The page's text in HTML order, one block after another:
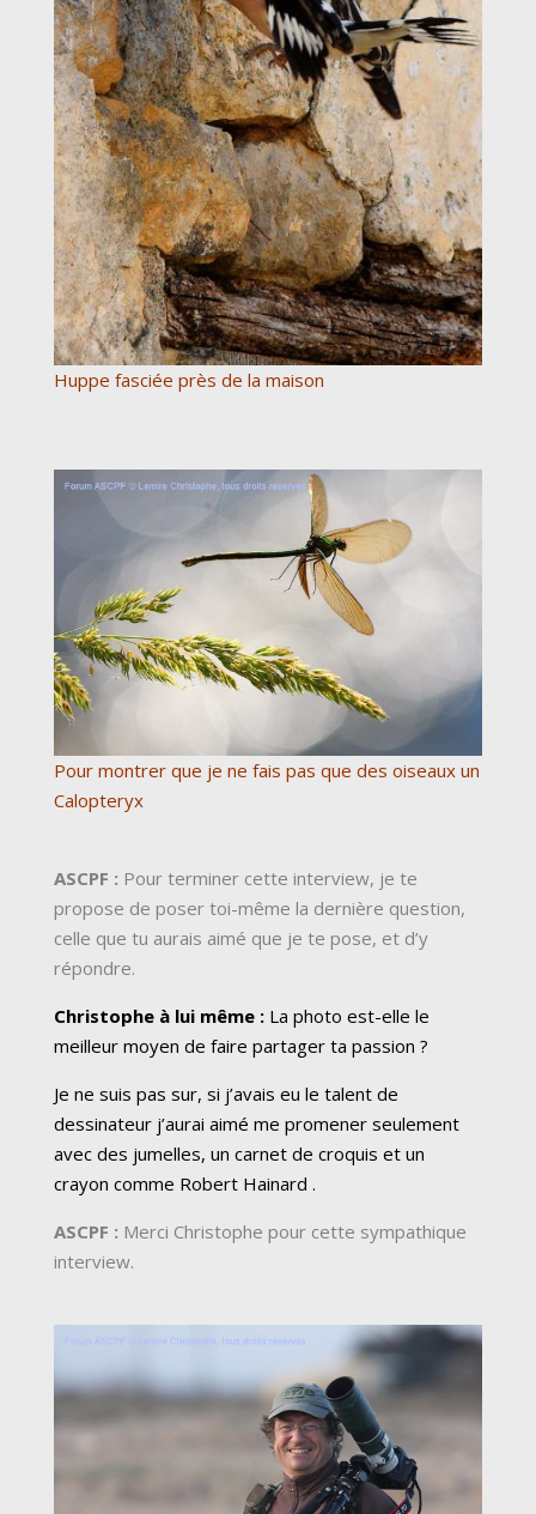
Huppe fasciée près de la maison
Pour montrer que je ne fais pas que des oiseaux un
Calopteryx
ASCPF : Pour terminer cette interview, je te
propose de poser toi-même la dernière question,
celle que tu aurais aimé que je te pose, et d’y
répondre.
Christophe à lui même : La photo est-elle le
meilleur moyen de faire partager ta passion ?
Je ne suis pas sur, si j’avais eu le talent de
dessinateur j’aurai aimé me promener seulement
avec des jumelles, un carnet de croquis et un
crayon comme Robert Hainard .
ASCPF : Merci Christophe pour cette sympathique
interview.